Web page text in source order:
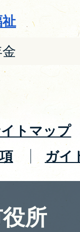
トマップ
ガイ
所